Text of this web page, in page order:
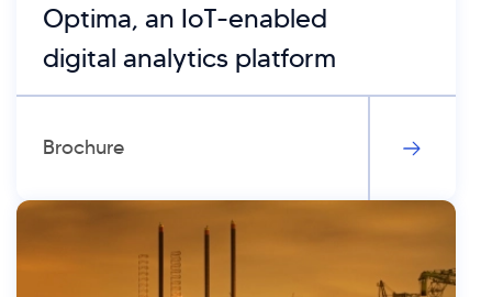
Optima, an IoT-enabled
digital analytics platform
Brochure